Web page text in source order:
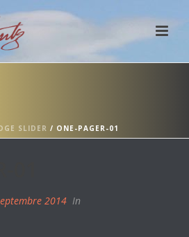
SLIDER / ONE-PAGER-01
2014 In